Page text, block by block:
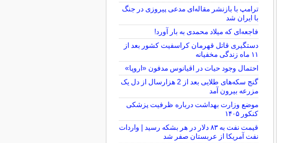
ترامپ با بازنشر مقاله‌ای مدعی پیروزی در جنگ
با ایران شد
فاجعه‌ای که میلاد محمدی به بار آورد!
دستگیری قاتل قهرمان کراسفیت کشور بعد از
۱۱ ماه زندگی مخفیانه
احتمال وجود حیات در اقیانوس مدفون «اروپا»
گنج سکه‌های طلایی بعد از 2 هزارسال از دل یک
مزرعه بیرون آمد
موضع وزارت بهداشت درباره ظرفیت پزشکی
کنکور ۱۴۰۵
قیمت نفت به ۸۳ دلار در هر بشکه رسید | واردات
نفت آمریکا از عربستان صفر شد